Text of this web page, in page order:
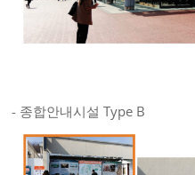
- 종합안내시설 Type B